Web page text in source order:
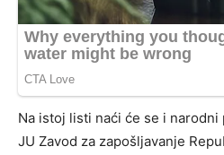
Na istoj listi naći će se i
JU Zavod za zapošljavanje